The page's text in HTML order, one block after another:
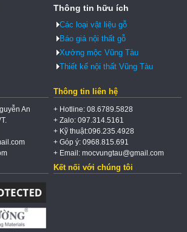
Thông tin hữu ích
Các loại vật liệu gỗ
Báo giá nội thất gỗ
Xưởng mộc Vũng Tàu
Thiết kế nội thất Vũng Tàu
An
Thông tin liên hệ
+ Hotline: 08.6789.5828
+ Zalo: 097.314.5161
+ Kỹ thuật:096.235.4928
+ Góp ý: 0968.815.691
+ Email: mocvungtau@gmail.com
Kết nối với chúng tôi